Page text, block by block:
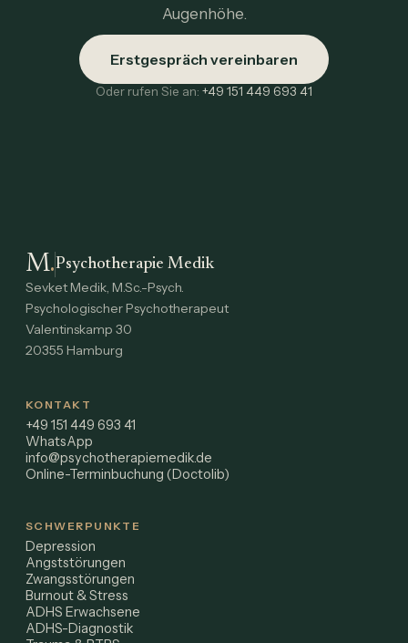
Augenhöhe.
Erstgespräch vereinbaren
Oder rufen Sie an: +49 151 449 693 41
M.Psychotherapie Medik
Sevket Medik, M.Sc.-Psych.
Psychologischer Psychotherapeut
Valentinskamp 30
20355 Hamburg
KONTAKT
+49 151 449 693 41
WhatsApp
info@psychotherapiemedik.de
Online-Terminbuchung (Doctolib)
SCHWERPUNKTE
Depression
Angststörungen
Zwangsstörungen
Burnout & Stress
ADHS Erwachsene
ADHS-Diagnostik